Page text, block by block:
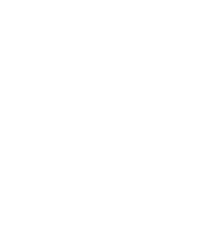
atuação e
Flamengo:
o título, mas